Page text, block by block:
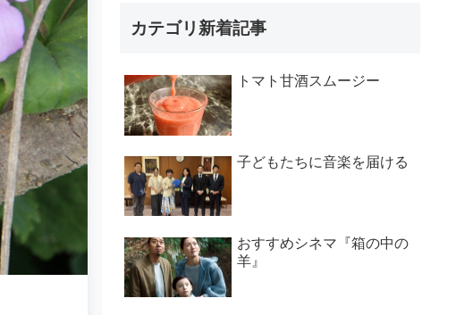
カテゴリ新着記事
トマト甘酒スムージー
子どもたちに音楽を届ける
おすすめシネマ『箱の中の
羊』